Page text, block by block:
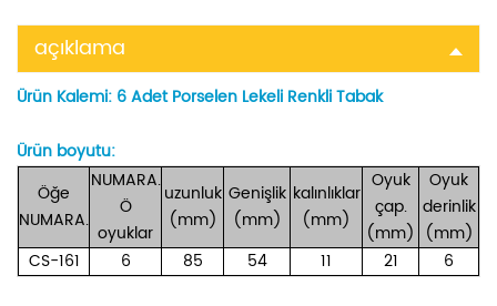
açıklama
Ürün Kalemi: 6 Adet Porselen Lekeli Renkli Tabak
Ürün boyutu:
Öğe
NUMARA.
NUMARA.
Ö
oyuklar
uzunluk
(mm)
Genişlik
(mm)
kalınlıklar
(mm)
Oyuk
çap.
(mm)
Oyuk
derinlik
(mm)
CS-161
6 85 54 11 21 6